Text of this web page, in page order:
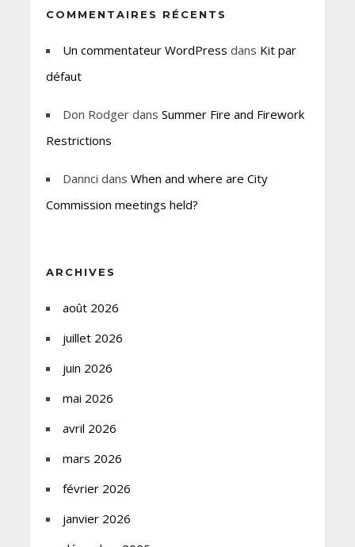
COMMENTAIRES RÉCENTS
Un commentateur WordPress dans Kit par
défaut
Don Rodgerdans Summer Fire and Firework
Restrictions
Dannci dans When and where are City
Commission meetings held?
ARCHIVES
août 2026
juillet 2026
juin 2026
mai 2026
avril 2026
mars 2026
février 2026
janvier 2026